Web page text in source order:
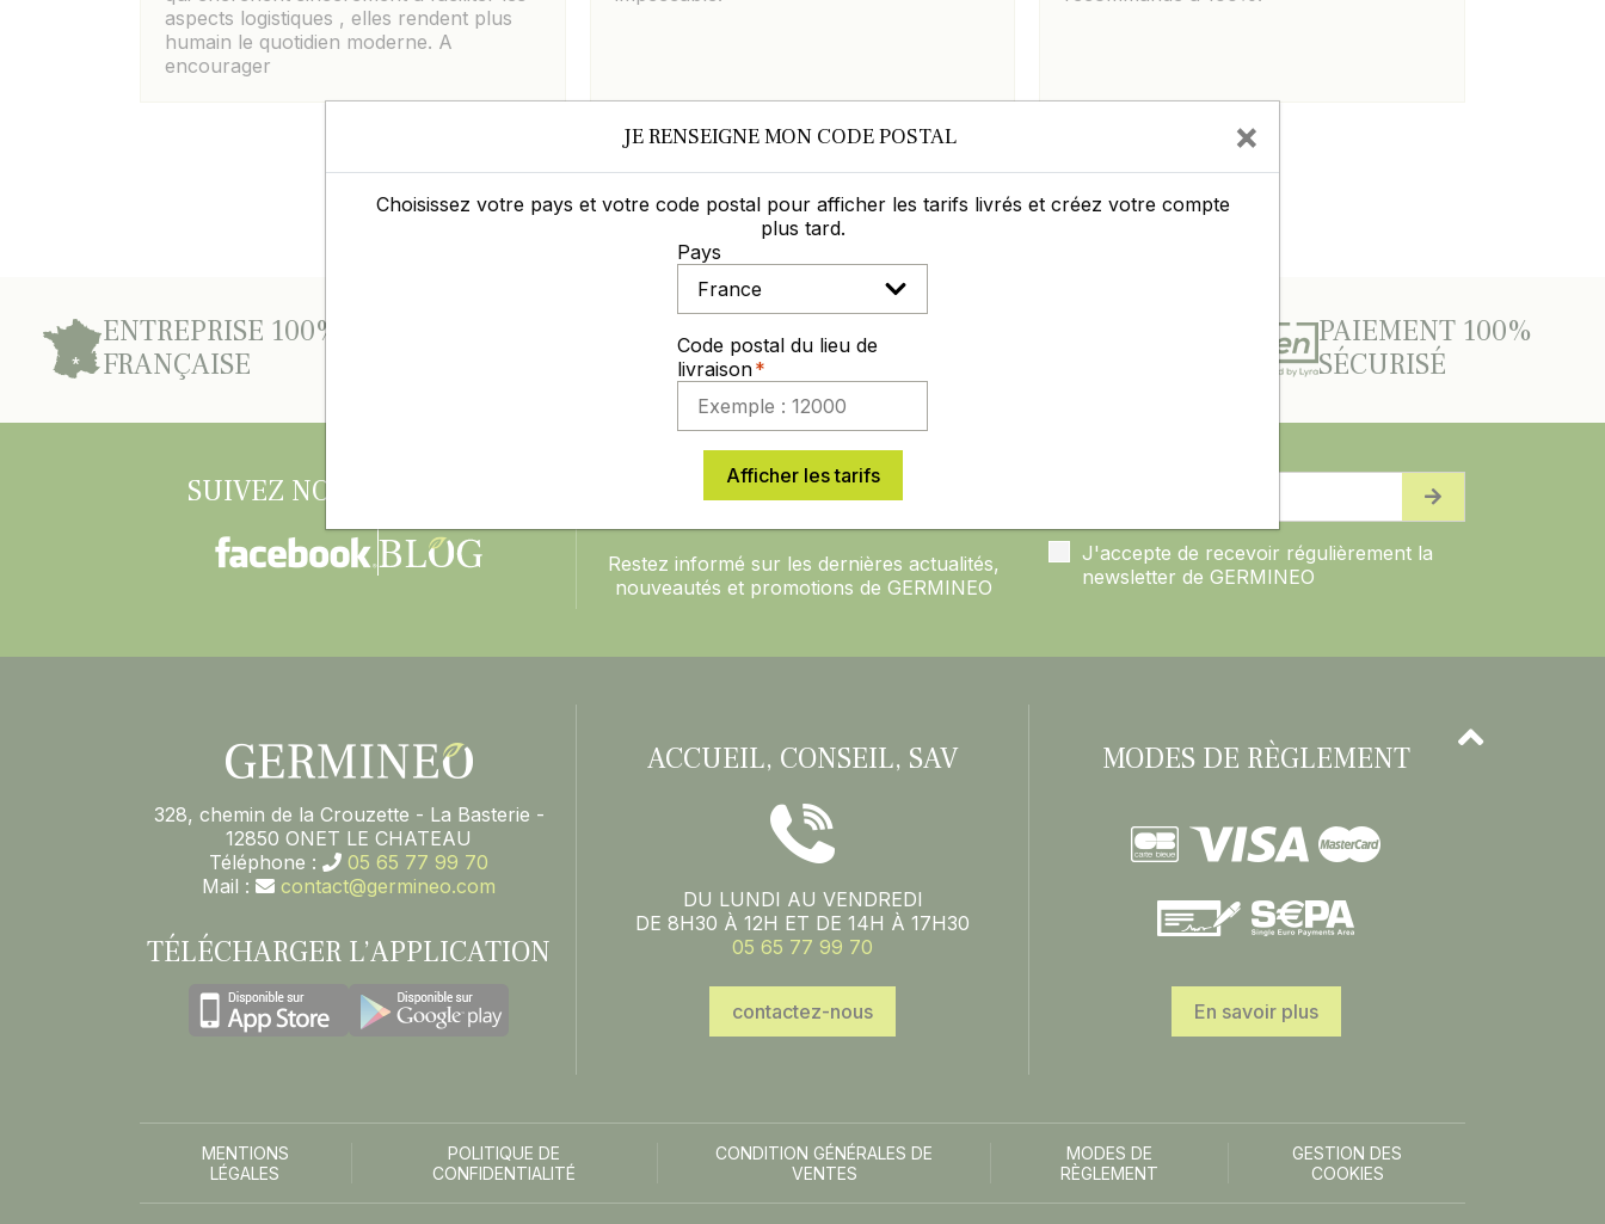
aspects logistiques , elles rendent plus
humain le quotidien moderne. A
encourager
ENTREPRISE 100%
FRANÇAISE
D’EXPÉRIENCE DANS
L’AGRO-DISTRIBUTION
DES PRIX COMPÉTITIFS
TOUTE L'ANNÉE
PAIEMENT 100%
SÉCURISÉ
SUIVEZ NOUS AUSSI SUR
ABONNEZ-VOUS À LA
NEWSLETTER
Restez informé sur les dernières actualités,
nouveautés et promotions de GERMINEO
J'accepte de recevoir régulièrement la
newsletter de GERMINEO
328, chemin de la Crouzette - La Basterie -
12850 ONET LE CHATEAU
Téléphone :
05 65 77 99 70
Mail :
contact@germineo.com
TÉLÉCHARGER L’APPLICATION
ACCUEIL, CONSEIL, SAV
DU LUNDI AU VENDREDI
DE 8H30 À 12H ET DE 14H À 17H30
05 65 77 99 70
contactez-nous
MODES DE RÈGLEMENT
En savoir plus
MENTIONS
LÉGALES
POLITIQUE DE
CONFIDENTIALITÉ
CONDITION GÉNÉRALES DE
VENTES
MODES DE
RÈGLEMENT
GESTION DES
COOKIES
JE RENSEIGNE MON CODE POSTAL ×
Choisissez votre pays et votre code postal pour afficher les tarifs livrés et créez votre compte
plus tard.
Pays
Code postal du lieu de
livraison
Afficher les tarifs